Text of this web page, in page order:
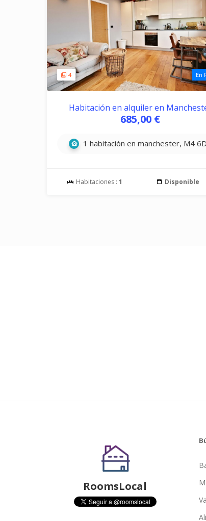
4 En
Habitación en alquiler en
685,00 €
1 habitación en manchester, M4
Habitaciones : 1 Disponible
RoomsLocal